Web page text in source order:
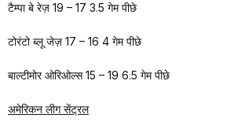
टैम्पा बे रेज़ 19 – 17 3.5 गेम पीछे
टोरंटो ब्लू जेज़ 17 – 16 4 गेम पीछे
बाल्टीमोर ओरिओल्स 15 – 19 6.5 गेम पीछे
अमेरिकन लीग सेंट्रल